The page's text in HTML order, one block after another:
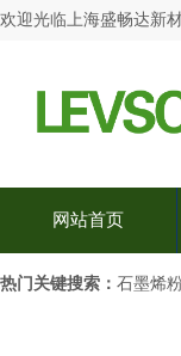
欢迎光临上海盛畅达新
网站首页
热门关键搜索：​ 石墨烯